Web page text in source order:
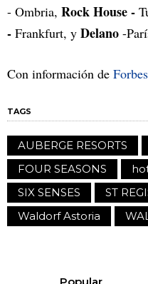
- Ombria, Rock House -
- Frankfurt, y Delano -
Con información de
TAGS
AUBERGE RESORTS
FOUR SEASONS
SIX SENSES
ST
Waldorf Astoria
Popular